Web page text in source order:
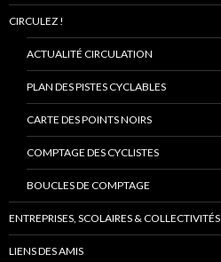
CIRCULEZ !
ACTUALITÉ CIRCULATION
PLAN DES PISTES CYCLABLES
CARTE DES POINTS NOIRS
COMPTAGE DES CYCLISTES
BOUCLES DE COMPTAGE
ENTREPRISES, SCOLAIRES & COLLECTIVITÉS
LIENS DES AMIS